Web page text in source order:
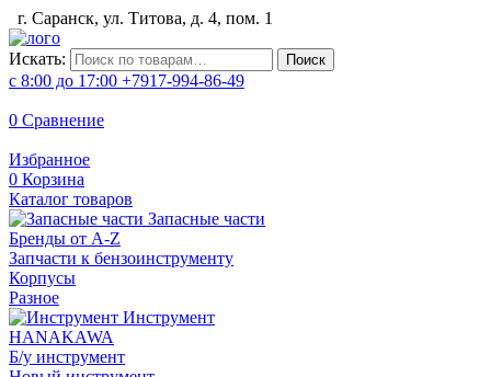
г. Саранск, ул. Титова, д. 4, пом. 1
Искать: Поиск
с 8:00 до 17:00 +7917-994-86-49
0 Сравнение
Избранное
0 Корзина
Каталог товаров
Запасные части
Бренды от A-Z
Запчасти к бензоинструменту
Корпусы
Разное
Инструмент
HANAKAWA
Б/у инструмент